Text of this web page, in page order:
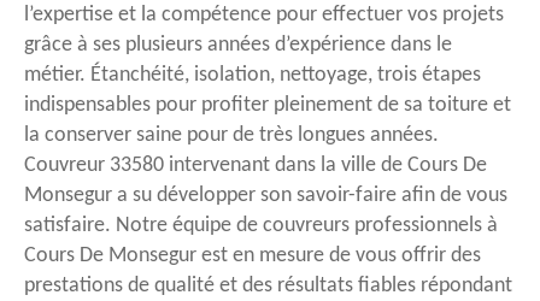
l’expertise et la compétence pour effectuer vos projets
grâce à ses plusieurs années d’expérience dans le
métier. Étanchéité, isolation, nettoyage, trois étapes
indispensables pour profiter pleinement de sa toiture et
la conserver saine pour de très longues années.
Couvreur 33580 intervenant dans la ville de Cours De
Monsegur a su développer son savoir-faire afin de vous
satisfaire. Notre équipe de couvreurs professionnels à
Cours De Monsegur est en mesure de vous offrir des
prestations de qualité et des résultats fiables répondant